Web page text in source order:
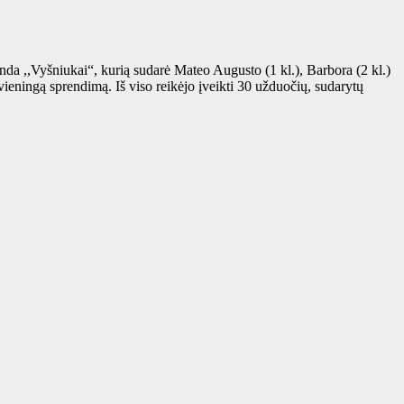
,,Vyšniukai“, kurią sudarė Mateo Augusto (1 kl.), Barbora (2 kl.)
sprendimą. Iš viso reikėjo įveikti 30 užduočių, sudarytų